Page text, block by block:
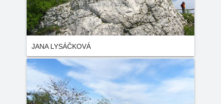
JANA LYSÁČKOVÁ